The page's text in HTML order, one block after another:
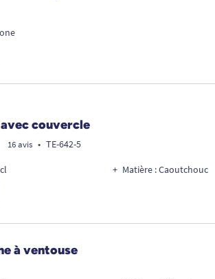
couvercle
16 avis • TE-642-5
Matière : Caoutchouc
à ventouse